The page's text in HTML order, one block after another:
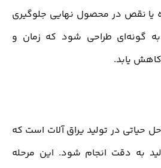
یا نقص در محصول نهایی جلوگیری
به گونه‌ای طراحی شود که زمان و
یابد.
حیاتی در تولید یراق آلات است که
به دقت انجام شود. این مرحله